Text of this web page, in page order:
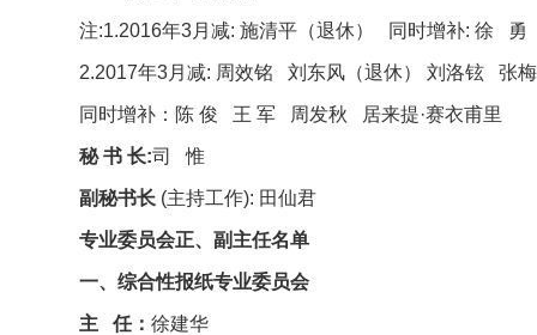
注:1.2016年3月减: 施清平（退休） 同时增补: 徐 勇
2.2017年3月减: 周效铭 刘东风（退休） 刘洛铉 张
同时增补：陈 俊 王 军 周发秋 居来提·赛衣甫里
秘 书 长:司 惟
副秘书长 (主持工作): 田仙君
专业委员会正、副主任名单
一、综合性报纸专业委员会
主 任：徐建华